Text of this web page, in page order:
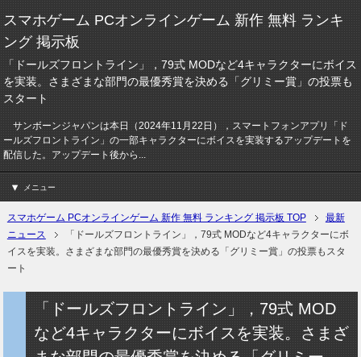
スマホゲーム PCオンラインゲーム 新作 無料 ランキ
ング 掲示板
「ドールズフロントライン」，79式 MODなど4キャラクターにボイス
を実装。さまざまな部門の最優秀賞を決める「グリミー賞」の投票も
スタート
サンボーンジャパンは本日（2024年11月22日），スマートフォンアプリ「ド
ールズフロントライン」の一部キャラクターにボイスを実装するアップデートを
配信した。アップデート後から...
メニュー
スマホゲーム PCオンラインゲーム 新作 無料 ランキング 掲示板 TOP
最新
ニュース
「ドールズフロントライン」，79式 MODなど4キャラクターにボ
イスを実装。さまざまな部門の最優秀賞を決める「グリミー賞」の投票もスタ
ート
「ドールズフロントライン」，79式 MOD
など4キャラクターにボイスを実装。さまざ